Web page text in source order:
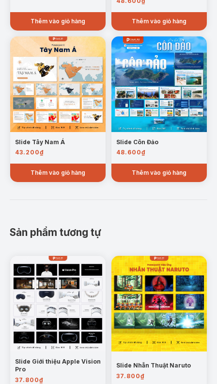
Thêm vào giỏ hàng Thêm vào giỏ hàng
Slide Tây Nam Á
43.200₫
Thêm vào giỏ hàng
Slide Côn Đảo
48.600₫
Thêm vào giỏ hàng
Sản phẩm tương tự
Slide Giới thiệu Apple Vision
Pro
37.800₫
Slide Nhẫn Thuật Naruto
37.800₫